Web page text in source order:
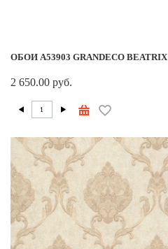
ОБОИ A53903 GRANDECO BEATRIX
2 650.00 руб.